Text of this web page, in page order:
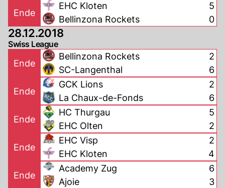
Ende
EHC Kloten
Bellinzona Rockets
5
0
28.12.2018
Swiss League
Ende
Bellinzona Rockets
SC-Langenthal
2
6
Ende
GCK Lions
La Chaux-de-Fonds
2
6
Ende
HC Thurgau
EHC Olten
5
2
Ende
EHC Visp
EHC Kloten
2
4
Ende
Academy Zug
Ajoie
6
3